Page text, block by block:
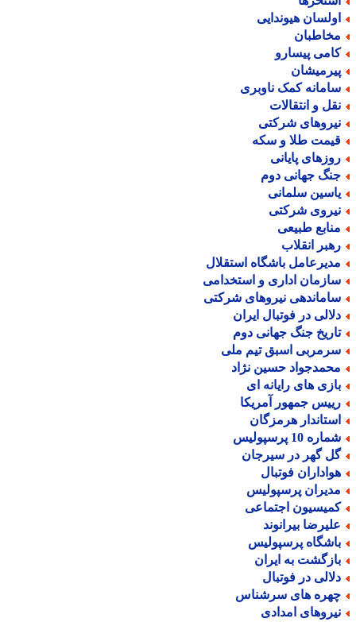
هیوندایی
پیسارو
کمک ناوبری
و انتقالات
شرکتی
طلا و سکه
پایانی
جهانی دوم
سلمانی
شرکتی
طبیعی
انقلاب
باشگاه استقلال
اداری و استخدامی
نیروهای شرکتی
در فوتبال ایران
جنگ جهانی دوم
اسبق تیم ملی
حسین نژاد
های رایانه ای
جمهور آمریکا
هرمزگان
10 پرسپولیس
گهر در سیرجان
فوتبال
پرسپولیس
اجتماعی
بیرانوند
پرسپولیس
به ایران
در فوتبال
های سرشناس
امدادی